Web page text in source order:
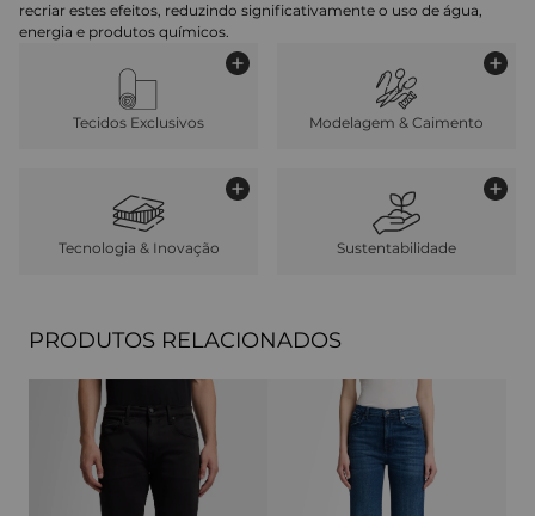
recriar estes efeitos, reduzindo significativamente o uso de água,
energia e produtos químicos.
Tecidos Exclusivos Modelagem & Caimento
Tecnologia & Inovação Sustentabilidade
PRODUTOS RELACIONADOS